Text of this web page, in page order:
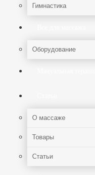
Гимнастика
Оборудование
О массаже
Товары
Статьи